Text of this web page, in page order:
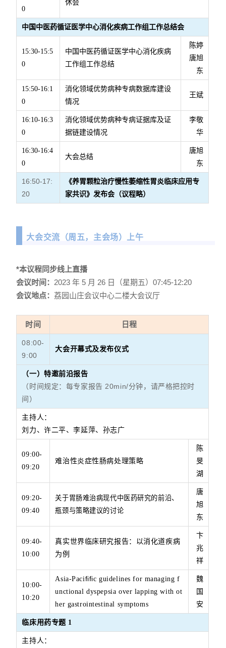
0
休会
中国中医药循证医学中心消化疾病工作组工作总结会
15:30-15:5
0
中国中医药循证医学中心消化疾病
工作组工作总结
陈婷
唐旭
东
15:50-16:1
0
消化领域优势病种专病数据库建设
情况
王斌
16:10-16:3
0
消化领域优势病种专病证据库及证
据链建设情况
李敬
华
16:30-16:4
0
大会总结
唐旭
东
16:50-17:
20
《养胃颗粒治疗慢性萎缩性胃炎临床应用专
家共识》发布会（议程略）
大会交流（周五，主会场）上午
*本议程同步线上直播
会议时间： 2023 年 5 月 26 日（星期五）07:45-12:20
会议地点： 荔园山庄会议中心二楼大会议厅
时间 日程
08:00-
9:00
大会开幕式及发布仪式
（一）特邀前沿报告
（时间规定：每专家报告 20min/分钟，请严格把控时
间）
主持人：
刘力、许二平、李延萍、孙志广
09:00-
09:20
难治性炎症性肠病处理策略
陈
旻
湖
09:20-
09:40
关于胃肠难治病现代中医药研究的前沿、
瓶颈与策略建议的讨论
唐
旭
东
09:40-
10:00
真实世界临床研究报告：以消化道疾病
为例
卞
兆
祥
10:00-
10:20
Asia-Pacifific guidelines for managing f
unctional dyspepsia over lapping with ot
her gastrointestinal symptoms
魏
国
安
临床用药专题 1
主持人：